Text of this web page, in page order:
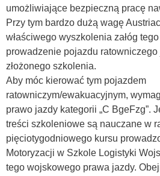
umożliwiające bezpieczną pracę
Przy tym bardzo dużą wagę
właściwego wyszkolenia załóg
prowadzenie pojazdu
złożonego szkolenia.
Aby móc kierować tym pojazdem
ratowniczym/ewakuacyjnym,
prawo jazdy kategorii „C BgeFzg”.
treści szkoleniowe są nauczane w
pięciotygodniowego kursu
Motoryzacji w Szkole Logistyki
tego wojskowego prawa jazdy.